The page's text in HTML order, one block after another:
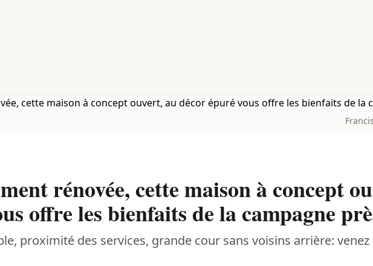
rénovée, cette maison à concept
offre les bienfaits de la campagne
proximité des services, grande cour sans voisins arrière: